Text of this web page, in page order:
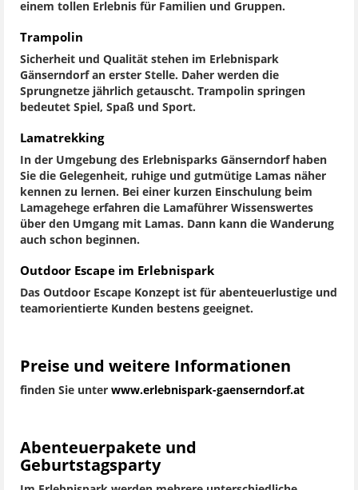
einem tollen Erlebnis für Familien und Gruppen.
Trampolin
Sicherheit und Qualität stehen im Erlebnispark
Gänserndorf an erster Stelle. Daher werden die
Sprungnetze jährlich getauscht. Trampolin springen
bedeutet Spiel, Spaß und Sport.
Lamatrekking
In der Umgebung des Erlebnisparks Gänserndorf haben
Sie die Gelegenheit, ruhige und gutmütige Lamas näher
kennen zu lernen. Bei einer kurzen Einschulung beim
Lamagehege erfahren die Lamaführer Wissenswertes
über den Umgang mit Lamas. Dann kann die Wanderung
auch schon beginnen.
Outdoor Escape im Erlebnispark
Das Outdoor Escape Konzept ist für abenteuerlustige und
teamorientierte Kunden bestens geeignet.
Preise und weitere Informationen
finden Sie unter www.erlebnispark-gaenserndorf.at
Abenteuerpakete und
Geburtstagsparty